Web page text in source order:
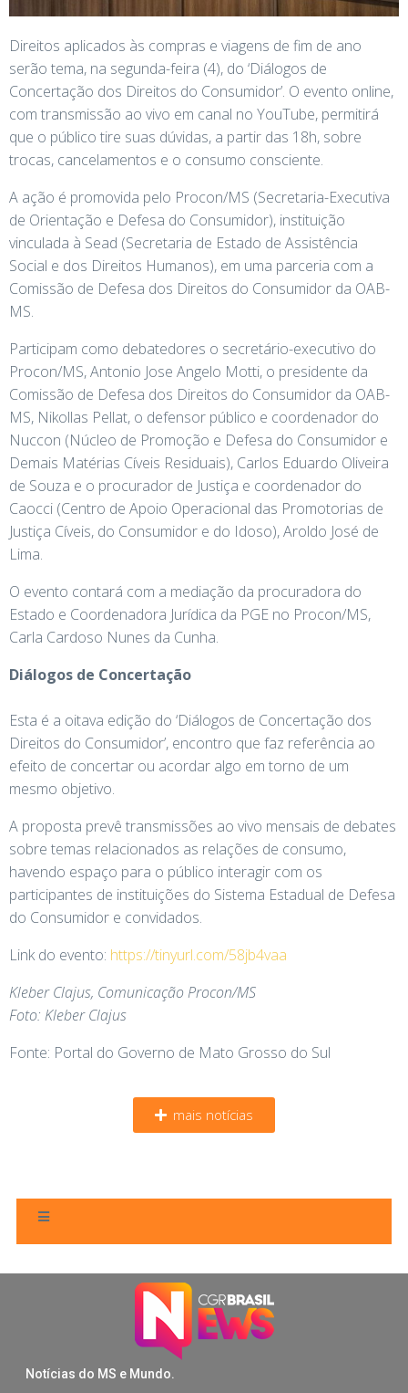
Direitos aplicados às compras e viagens de fim de ano
serão tema, na segunda-feira (4), do ‘Diálogos de
Concertação dos Direitos do Consumidor’. O evento online,
com transmissão ao vivo em canal no YouTube, permitirá
que o público tire suas dúvidas, a partir das 18h, sobre
trocas, cancelamentos e o consumo consciente.
A ação é promovida pelo Procon/MS (Secretaria-Executiva
de Orientação e Defesa do Consumidor), instituição
vinculada à Sead (Secretaria de Estado de Assistência
Social e dos Direitos Humanos), em uma parceria com a
Comissão de Defesa dos Direitos do Consumidor da OAB-
MS.
Participam como debatedores o secretário-executivo do
Procon/MS, Antonio Jose Angelo Motti, o presidente da
Comissão de Defesa dos Direitos do Consumidor da OAB-
MS, Nikollas Pellat, o defensor público e coordenador do
Nuccon (Núcleo de Promoção e Defesa do Consumidor e
Demais Matérias Cíveis Residuais), Carlos Eduardo Oliveira
de Souza e o procurador de Justiça e coordenador do
Caocci (Centro de Apoio Operacional das Promotorias de
Justiça Cíveis, do Consumidor e do Idoso), Aroldo José de
Lima.
O evento contará com a mediação da procuradora do
Estado e Coordenadora Jurídica da PGE no Procon/MS,
Carla Cardoso Nunes da Cunha.
Diálogos de Concertação
Esta é a oitava edição do ‘Diálogos de Concertação dos
Direitos do Consumidor’, encontro que faz referência ao
efeito de concertar ou acordar algo em torno de um
mesmo objetivo.
A proposta prevê transmissões ao vivo mensais de debates
sobre temas relacionados as relações de consumo,
havendo espaço para o público interagir com os
participantes de instituições do Sistema Estadual de Defesa
do Consumidor e convidados.
Link do evento: https://tinyurl.com/58jb4vaa
Kleber Clajus, Comunicação Procon/MS
Foto: Kleber Clajus
Fonte: Portal do Governo de Mato Grosso do Sul
mais notícias
Notícias do MS e Mundo.